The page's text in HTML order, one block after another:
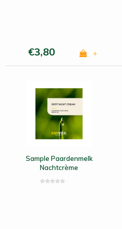
€3,80 +
Sample Paardenmelk
Nachtcrème